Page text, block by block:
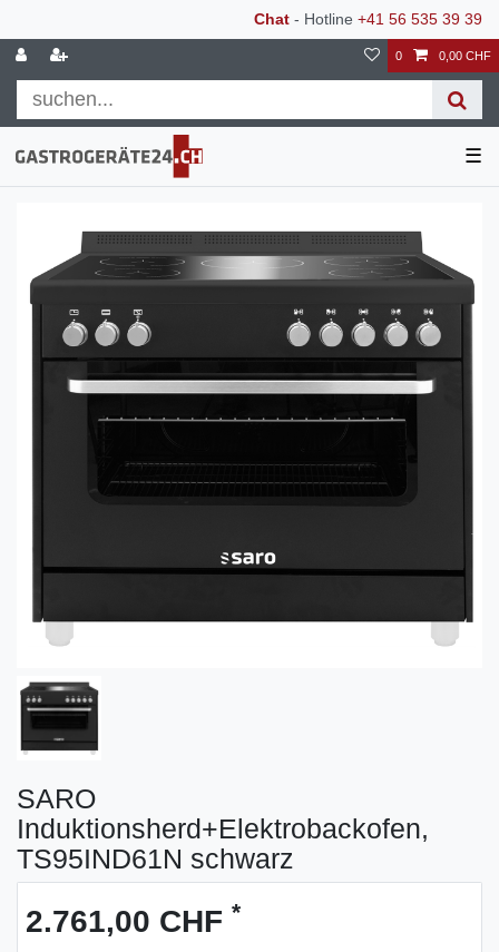
Chat - Hotline +41 56 535 39 39
0 0,00 CHF
☰
SARO
Induktionsherd+Elektrobackofen,
TS95IND61N schwarz
2.761,00 CHF *